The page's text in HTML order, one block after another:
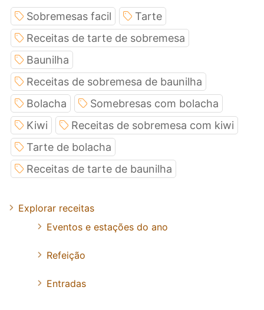
Sobremesas facil
Tarte
Receitas de tarte de sobremesa
Baunilha
Receitas de sobremesa de baunilha
Bolacha
Somebresas com bolacha
Kiwi
Receitas de sobremesa com kiwi
Tarte de bolacha
Receitas de tarte de baunilha
Explorar receitas
Eventos e estações do ano
Refeição
Entradas